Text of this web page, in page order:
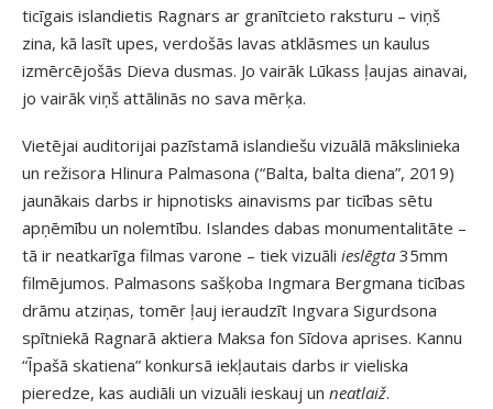
ticīgais islandietis Ragnars ar granītcieto raksturu – viņš
zina, kā lasīt upes, verdošās lavas atklāsmes un kaulus
izmērcējošās Dieva dusmas. Jo vairāk Lūkass ļaujas ainavai,
jo vairāk viņš attālinās no sava mērķa.
Vietējai auditorijai pazīstamā islandiešu vizuālā mākslinieka
un režisora Hlinura Palmasona (“Balta, balta diena”, 2019)
jaunākais darbs ir hipnotisks ainavisms par ticības sētu
apņēmību un nolemtību. Islandes dabas monumentalitāte –
tā ir neatkarīga filmas varone – tiek vizuāli ieslēgta 35mm
filmējumos. Palmasons sašķoba Ingmara Bergmana ticības
drāmu atziņas, tomēr ļauj ieraudzīt Ingvara Sigurdsona
spītniekā Ragnarā aktiera Maksa fon Sīdova aprises. Kannu
“Īpašā skatiena” konkursā iekļautais darbs ir vieliska
pieredze, kas audiāli un vizuāli ieskauj un neatlaiž.